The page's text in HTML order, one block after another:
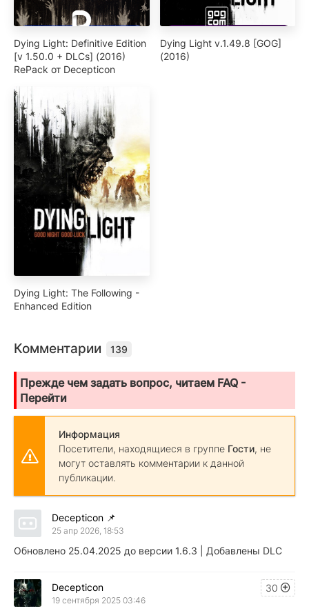
Dying Light: Definitive Edition
[v 1.50.0 + DLCs] (2016)
RePack от Decepticon
Dying Light v.1.49.8 [GOG]
(2016)
Dying Light: The Following -
Enhanced Edition
Комментарии 139
Прежде чем задать вопрос, читаем FAQ -
Перейти
Информация
Посетители, находящиеся в группе Гости, не
могут оставлять комментарии к данной
публикации.
Decepticon 📌
25 апр 2026, 18:53
Обновлено 25.04.2025 до версии 1.6.3 | Добавлены DLC
30
Decepticon
19 сентября 2025 03:46